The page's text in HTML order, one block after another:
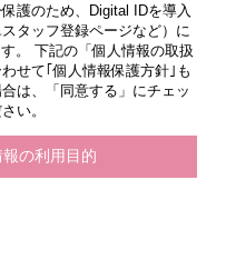
護のため、Digital IDを導入
タッフ登録ページなど）に
。 下記の「個人情報の取扱
せて｢個人情報保護方針｣も
は、「同意する」にチェッ
い。
の利用目的